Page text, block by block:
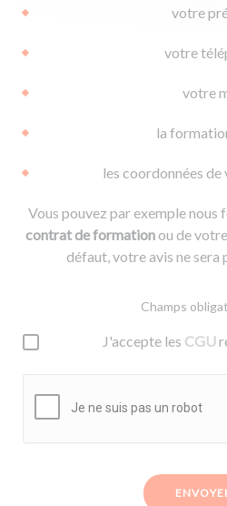
votre
votre
votre
la
les coordonnées
Vous pouvez par exemple nous
contrat de formationou de votre
défaut, votre avis ne sera
Champs
J'accepte les CGU